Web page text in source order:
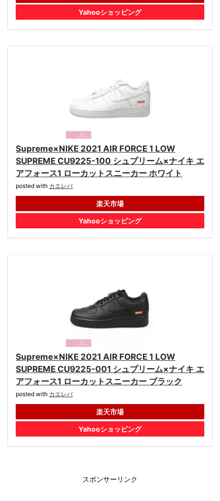
Yahooショッピング
Supreme×NIKE 2021 AIR FORCE 1 LOW
SUPREME CU9225-100 シュプリーム×ナイキ エ
アフォース1 ローカットスニーカー ホワイト
posted with カエレバ
楽天市場
Yahooショッピング
Supreme×NIKE 2021 AIR FORCE 1 LOW
SUPREME CU9225-001 シュプリーム×ナイキ エ
アフォース1 ローカットスニーカー ブラック
posted with カエレバ
楽天市場
Yahooショッピング
スポンサーリンク